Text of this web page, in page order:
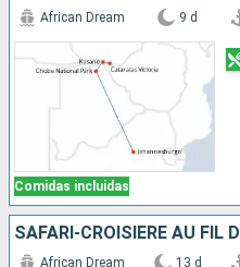
Comidas incluidas
African Dream 9 d
African Dream 13 d